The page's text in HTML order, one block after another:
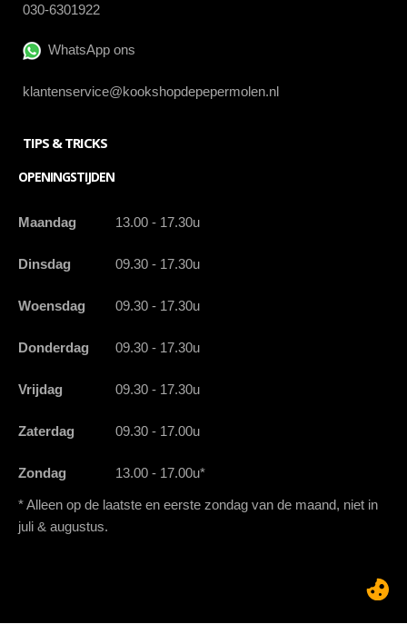
030-6301922
WhatsApp ons
klantenservice@kookshopdepepermolen.nl
TIPS & TRICKS
OPENINGSTIJDEN
Maandag 13.00 - 17.30u
Dinsdag 09.30 - 17.30u
Woensdag 09.30 - 17.30u
Donderdag 09.30 - 17.30u
Vrijdag 09.30 - 17.30u
Zaterdag 09.30 - 17.00u
Zondag 13.00 - 17.00u*
* Alleen op de laatste en eerste zondag van de maand, niet in
juli & augustus.